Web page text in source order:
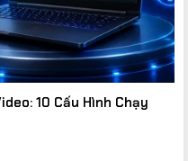
10 Cấu Hình Chạy